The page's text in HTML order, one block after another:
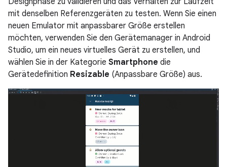
mit denselben Referenzgeräten zu testen. Wenn Sie einen
neuen Emulator mit anpassbarer Größe erstellen
möchten, verwenden Sie den Gerätemanager in Android
Studio, um ein neues virtuelles Gerät zu erstellen, und
wählen Sie in der Kategorie Smartphone die
Gerätedefinition Resizable (Anpassbare Größe) aus.